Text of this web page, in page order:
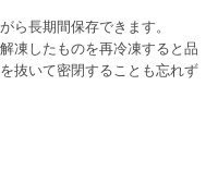
長期間保存できます。
凍したものを再冷凍すると品
抜いて密閉することも忘れず